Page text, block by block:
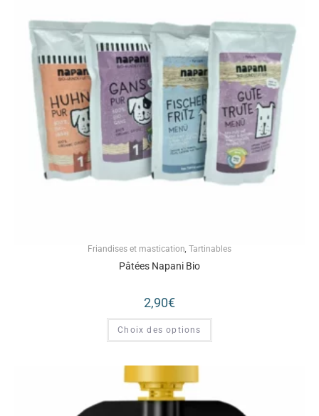
Friandises et mastication, Tartinables
Pâtées Napani Bio
2,90€
Choix des options